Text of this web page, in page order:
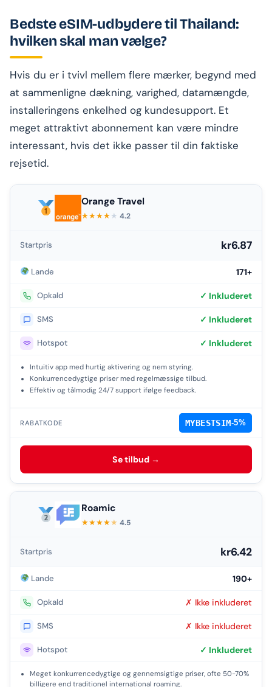
Bedste eSIM-udbydere til Thailand:
hvilken skal man vælge?
Hvis du er i tvivl mellem flere mærker, begynd med
at sammenligne dækning, varighed, datamængde,
installeringens enkelhed og kundesupport. Et
meget attraktivt abonnement kan være mindre
interessant, hvis det ikke passer til din faktiske
rejsetid.
Orange Travel
★★★★★ 4.2
Startpris kr6.87
Lande 171+
Opkald ✓ Inkluderet
SMS ✓ Inkluderet
Hotspot ✓ Inkluderet
Intuitiv app med hurtig aktivering og nem styring.
Konkurrencedygtige priser med regelmæssige tilbud.
Effektiv og tålmodig 24/7 support ifølge feedback.
RABATKODE MYBESTSIM-5%
Se tilbud →
Roamic
★★★★★ 4.5
Startpris kr6.42
Lande 190+
Opkald ✗ Ikke inkluderet
SMS ✗ Ikke inkluderet
Hotspot ✓ Inkluderet
Meget konkurrencedygtige og gennemsigtige priser, ofte 50-70%
billigere end traditionel international roaming.